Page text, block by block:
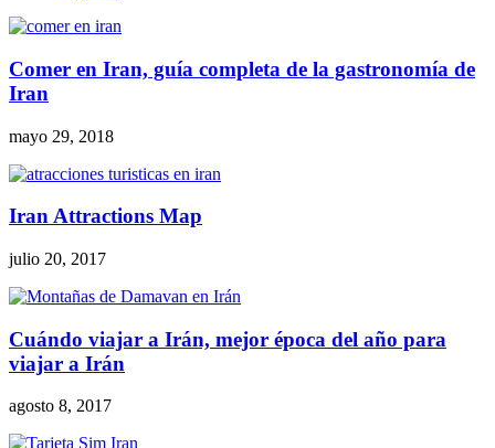
Comer en Iran, guía completa de la gastronomía de
Iran
mayo 29, 2018
Iran Attractions Map
julio 20, 2017
Cuándo viajar a Irán, mejor época del año para
viajar a Irán
agosto 8, 2017